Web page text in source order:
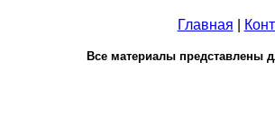
Главная
Все материалы представлены